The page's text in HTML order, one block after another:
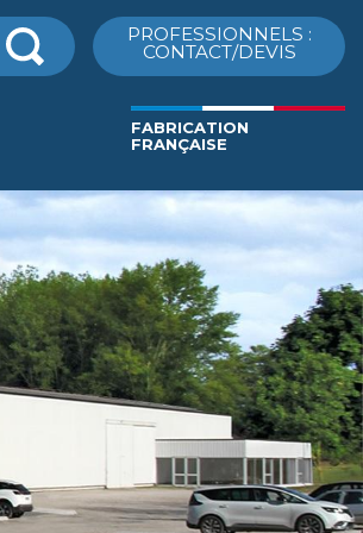
PROFESSIONNELS :
CONTACT/DEVIS
FABRICATION
FRANÇAISE